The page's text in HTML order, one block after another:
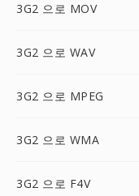
3G2 으로 MOV
3G2 으로 WAV
3G2 으로 MPEG
3G2 으로 WMA
3G2 으로 F4V